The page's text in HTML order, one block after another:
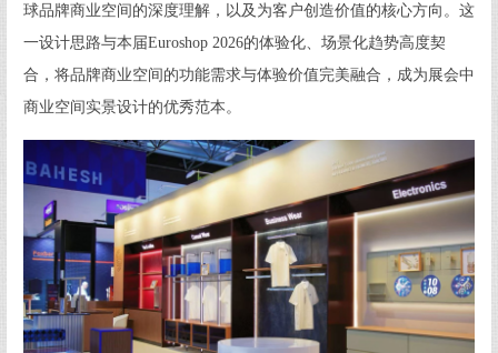
球品牌商业空间的深度理解，以及为客户创造价值的核心方向。这
一设计思路与本届Euroshop 2026的体验化、场景化趋势高度契
合，将品牌商业空间的功能需求与体验价值完美融合，成为展会中
商业空间实景设计的优秀范本。